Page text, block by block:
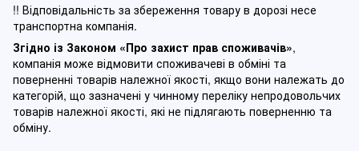
!! Відповідальність за збереження товару в дорозі несе
транспортна компанія.
Згідно із Законом «Про захист прав споживачів»,
компанія може відмовити споживачеві в обміні та
поверненні товарів належної якості, якщо вони належать до
категорій, що зазначені у чинному переліку непродовольчих
товарів належної якості, які не підлягають поверненню та
обміну.